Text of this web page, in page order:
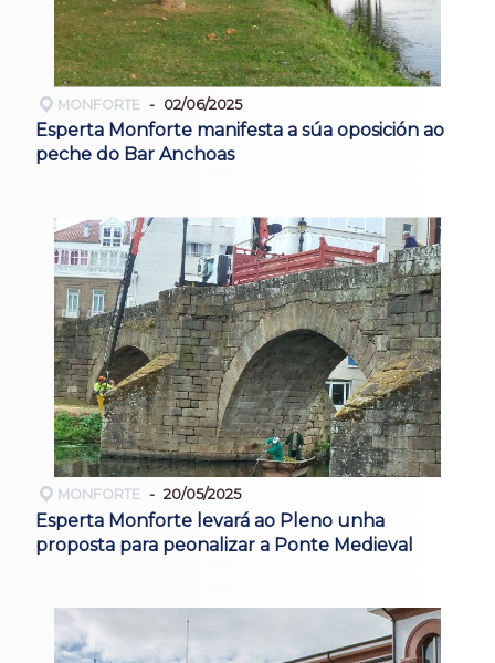
MONFORTE 02/06/2025
Esperta Monforte manifesta a súa oposición ao
peche do Bar Anchoas
MONFORTE 20/05/2025
Esperta Monforte levará ao Pleno unha
proposta para peonalizar a Ponte Medieval